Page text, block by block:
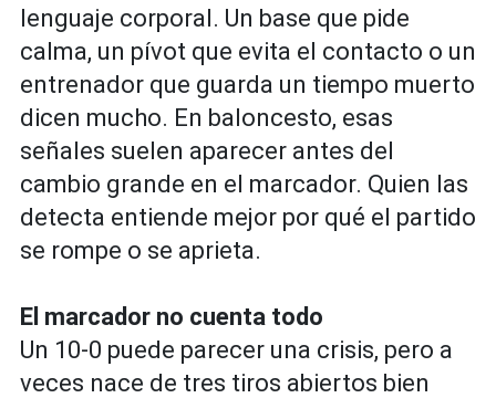
lenguaje corporal. Un base que pide
calma, un pívot que evita el contacto o un
entrenador que guarda un tiempo muerto
dicen mucho. En baloncesto, esas
señales suelen aparecer antes del
cambio grande en el marcador. Quien las
detecta entiende mejor por qué el partido
se rompe o se aprieta.
El marcador no cuenta todo
Un 10-0 puede parecer una crisis, pero a
veces nace de tres tiros abiertos bien